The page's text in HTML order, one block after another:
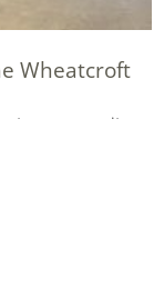
Wheatcroft
type composite,